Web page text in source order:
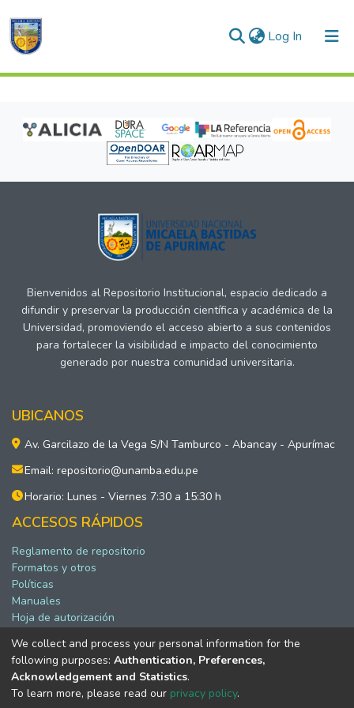
Log In (current)
All of DSpace
Bienvenidos al Repositorio Institucional, espacio dedicado a
difundir y preservar la producción científica y académica de la
Universidad, promoviendo el acceso abierto a sus contenidos
para fortalecer la visibilidad e impacto del conocimiento
generado por nuestra comunidad universitaria.
UBICANOS
Av. Garcilazo de la Vega S/N Tamburco - Abancay - Apurímac
Email: repositorio@unamba.edu.pe
Horario: Lunes - Viernes 7:30 a 15:30 h
ACCESOS RÁPIDOS
Reglamento de repositorio
Formatos y otros
Políticas
Manuales
Hoja de autorización
Software DSpace copyright © 2002-2026 LYRASIS
Configuración de cookies
Política de privacidad
We collect and process your personal information for the
following purposes: Authentication, Preferences,
Acknowledgement and Statistics.
To learn more, please read our privacy policy.